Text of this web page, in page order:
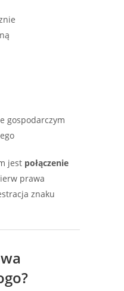
gospodarczym
jest połączenie
prawa
znaku